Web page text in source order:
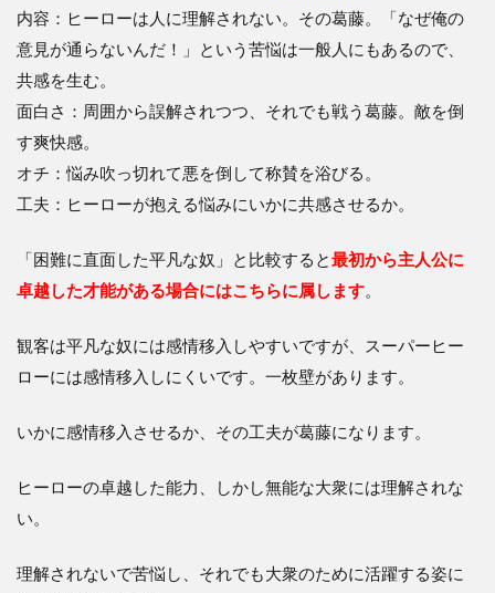
内容：ヒーローは人に理解されない。その葛藤。「なぜ俺の
意見が通らないんだ！」という苦悩は一般人にもあるので、
共感を生む。
面白さ：周囲から誤解されつつ、それでも戦う葛藤。敵を倒
す爽快感。
オチ：悩み吹っ切れて悪を倒して称賛を浴びる。
工夫：ヒーローが抱える悩みにいかに共感させるか。
「困難に直面した平凡な奴」と比較すると最初から主人公に
卓越した才能がある場合にはこちらに属します。
観客は平凡な奴には感情移入しやすいですが、スーパーヒー
ローには感情移入しにくいです。一枚壁があります。
いかに感情移入させるか、その工夫が葛藤になります。
ヒーローの卓越した能力、しかし無能な大衆には理解されな
い。
理解されないで苦悩し、それでも大衆のために活躍する姿に